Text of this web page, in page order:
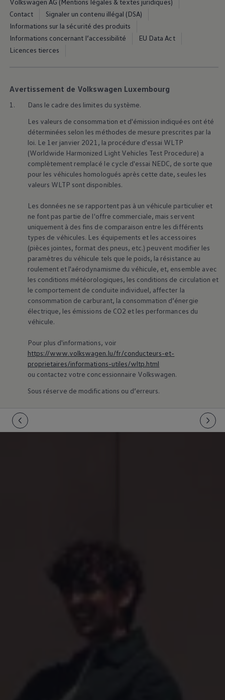
Manuel d'utilisation numérique
Garantie et financement
-> Informations utiles
-> Declarations of conformity
-> Mises à jour logicielles
ID. Mise à jour du logiciel
Mise à jour GPS
-> Rappel de sécurité des airbags Takata
-> Payez votre parking
Innovations Volkswagen
Options numériques
Connecter un téléphone mobile au véhicule
Trouver des services pour votre modèle
Mises à jour pour les logiciels, les cartes et la
Applications Volkswagen, connexion et
Réseau Volkswagen Luxembourg
Liste des concessionnaires
Recherche de concessionnaire
75 ans de Volkswagen au Luxembourg
Véhicules en stock
Contact
Signaler un contenu illégal (DSA)
Informations sur la sécurité des produits
Informations concernant l’accessibilité
EU Data Act
Licences tierces
Avertissement de Volkswagen Luxembourg
1.
Dans le cadre des limites du système.
Les valeurs de consommation et d'émission indiquées ont été
déterminées selon les méthodes de mesure prescrites par la
loi. Le 1er janvier 2021, la procédure d'essai WLTP
(Worldwide Harmonized Light Vehicles Test Procedure) a
complètement remplacé le cycle d'essai NEDC, de sorte que
pour les véhicules homologués après cette date, seules les
valeurs WLTP sont disponibles.
Les données ne se rapportent pas à un véhicule particulier et
ne font pas partie de l'offre commerciale, mais servent
uniquement à des fins de comparaison entre les différents
types de véhicules. Les équipements et les accessoires
(pièces jointes, format des pneus, etc.) peuvent modifier les
paramètres du véhicule tels que le poids, la résistance au
roulement et l'aérodynamisme du véhicule, et, ensemble avec
les conditions météorologiques, les conditions de circulation et
le comportement de conduite individuel, affecter la
consommation de carburant, la consommation d’énergie
électrique, les émissions de CO2 et les performances du
véhicule.
Pour plus d'informations, voir
https://www.volkswagen.lu/fr/conducteurs-et-
proprietaires/informations-utiles/wltp.html
ou contactez votre concessionnaire Volkswagen.
Sous réserve de modifications ou d’erreurs.